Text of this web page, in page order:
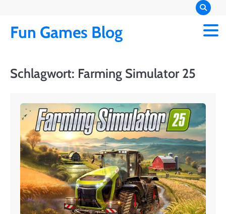
content
Fun Games Blog
Schlagwort: Farming Simulator 25